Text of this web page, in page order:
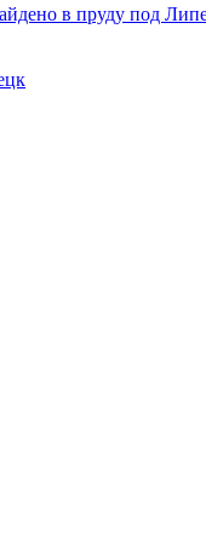
в пруду под